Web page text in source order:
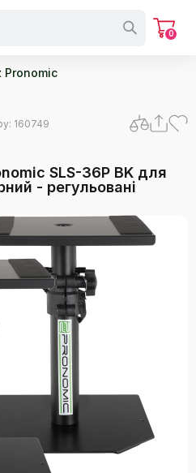
0
Pronomic
160749
SLS-36P BK для
- регульовані